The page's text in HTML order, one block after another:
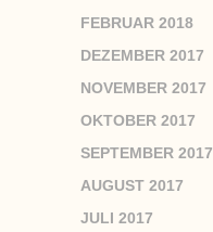
FEBRUAR 2018
DEZEMBER 2017
NOVEMBER 2017
OKTOBER 2017
SEPTEMBER 2017
AUGUST 2017
JULI 2017